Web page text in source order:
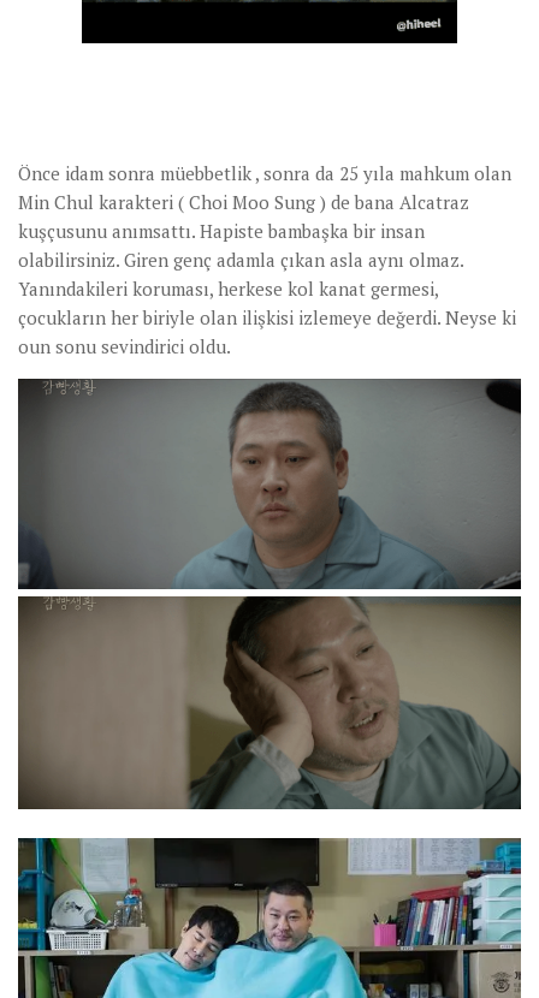
Önce idam sonra müebbetlik , sonra da 25 yıla mahkum olan
Min Chul karakteri ( Choi Moo Sung ) de bana Alcatraz
kuşçusunu anımsattı. Hapiste bambaşka bir insan
olabilirsiniz. Giren genç adamla çıkan asla aynı olmaz.
Yanındakileri koruması, herkese kol kanat germesi,
çocukların her biriyle olan ilişkisi izlemeye değerdi. Neyse ki
oun sonu sevindirici oldu.